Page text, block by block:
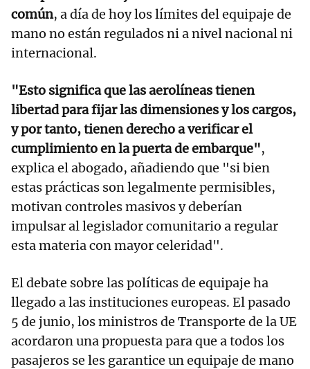
común, a día de hoy los límites del equipaje de
mano no están regulados ni a nivel nacional ni
internacional.
"Esto significa que las aerolíneas tienen
libertad para fijar las dimensiones y los cargos,
y por tanto, tienen derecho a verificar el
cumplimiento en la puerta de embarque",
explica el abogado, añadiendo que "si bien
estas prácticas son legalmente permisibles,
motivan controles masivos y deberían
impulsar al legislador comunitario a regular
esta materia con mayor celeridad".
El debate sobre las políticas de equipaje ha
llegado a las instituciones europeas. El pasado
5 de junio, los ministros de Transporte de la UE
acordaron una propuesta para que a todos los
pasajeros se les garantice un equipaje de mano